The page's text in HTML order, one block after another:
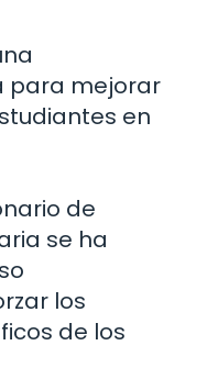
para mejorar
en
de
se ha
los
de los